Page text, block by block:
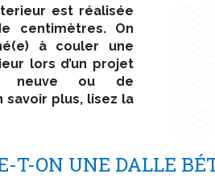
est réalisée
centimètres. On
à couler une
lors d’un projet
neuve ou de
savoir plus, lisez la
T-ON UNE DALLE